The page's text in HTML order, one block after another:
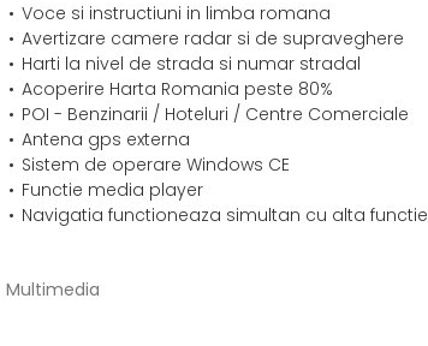
Voce si instructiuni in limba romana
Avertizare camere radar si de supraveghere
Harti la nivel de strada si numar stradal
Acoperire Harta Romania peste 80%
POI - Benzinarii / Hoteluri / Centre Comerciale
Antena gps externa
Sistem de operare Windows CE
Functie media player
Navigatia functioneaza simultan cu alta functie
Multimedia